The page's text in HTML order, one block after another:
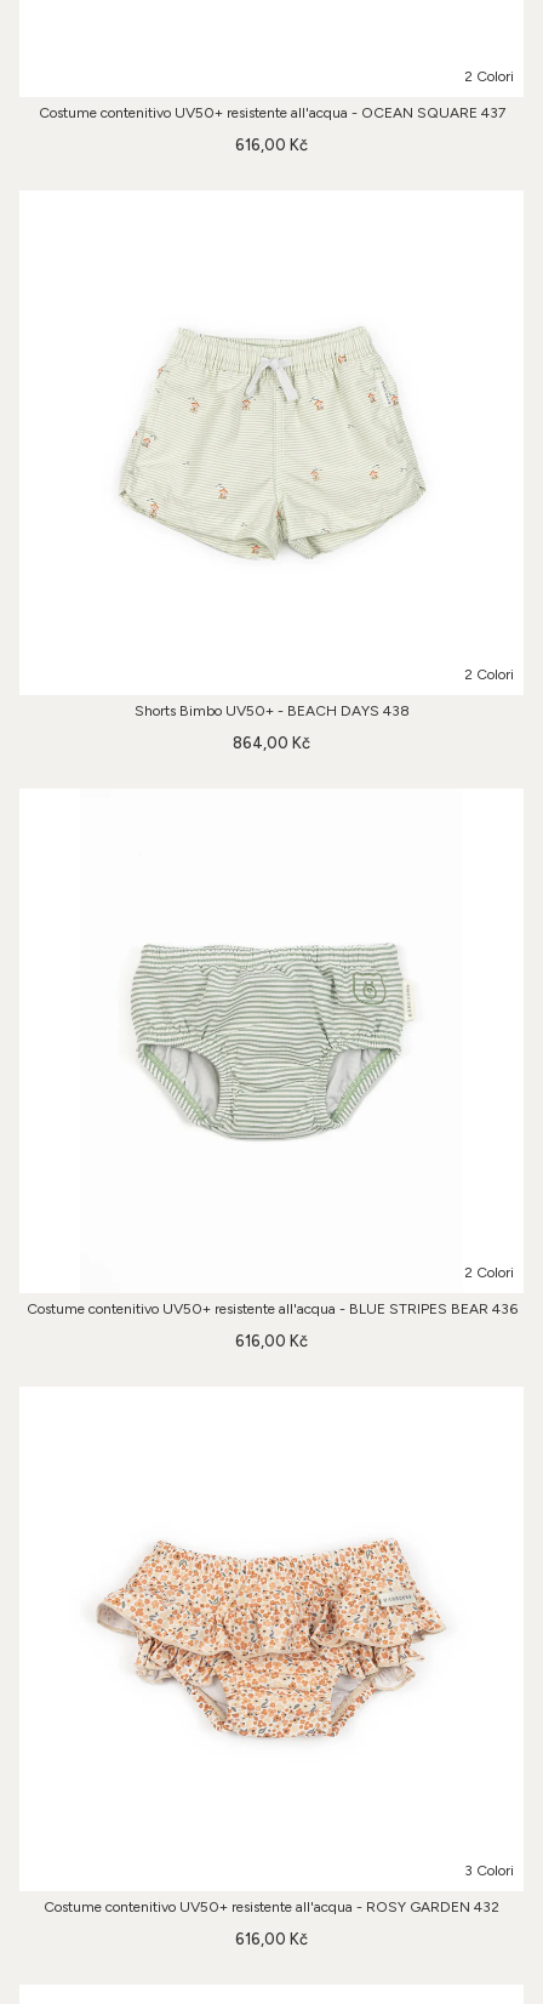
2 Colori
Costume contenitivo UV50+ resistente all'acqua - OCEAN SQUARE 437
616,00 Kč
2 Colori
Shorts Bimbo UV50+ - BEACH DAYS 438
864,00 Kč
2 Colori
Costume contenitivo UV50+ resistente all'acqua - BLUE STRIPES BEAR 436
616,00 Kč
3 Colori
Costume contenitivo UV50+ resistente all'acqua - ROSY GARDEN 432
616,00 Kč